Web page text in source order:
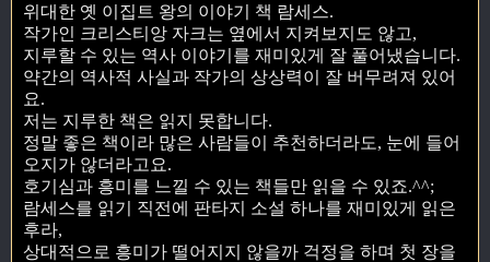
위대한 옛 이집트 왕의 이야기 책 람세스.
작가인 크리스티앙 자크는 옆에서 지켜보지도 않고,
지루할 수 있는 역사 이야기를 재미있게 잘 풀어냈습니다.
약간의 역사적 사실과 작가의 상상력이 잘 버무려져 있어
요.
저는 지루한 책은 읽지 못합니다.
정말 좋은 책이라 많은 사람들이 추천하더라도, 눈에 들어
오지가 않더라고요.
호기심과 흥미를 느낄 수 있는 책들만 읽을 수 있죠.^^;
람세스를 읽기 직전에 판타지 소설 하나를 재미있게 읽은
후라,
상대적으로 흥미가 떨어지지 않을까 걱정을 하며 첫 장을